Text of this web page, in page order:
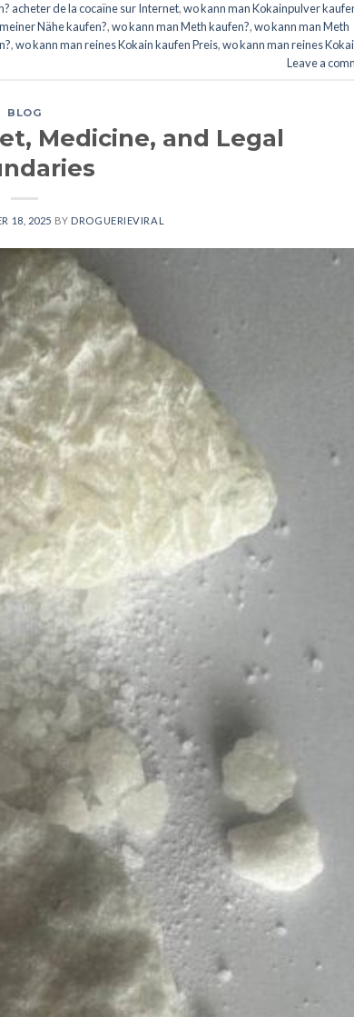
acheter de la cocaïne sur Internet,wo kann man Kokainpulver
Nähe kaufen?,wo kann man Meth kaufen?,wo kann man Meth
,wo kann man reines Kokain kaufen Preis,wo kann man reines
Leave a
BLOG
Medicine, and Legal
18, 2025 BY DROGUERIEVIRAL